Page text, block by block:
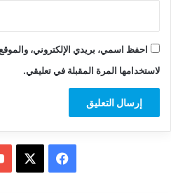
احفظ اسمي، بريدي الإلكتروني،
لاستخدامها المرة المقبلة في تعليقي.
فيسبوك